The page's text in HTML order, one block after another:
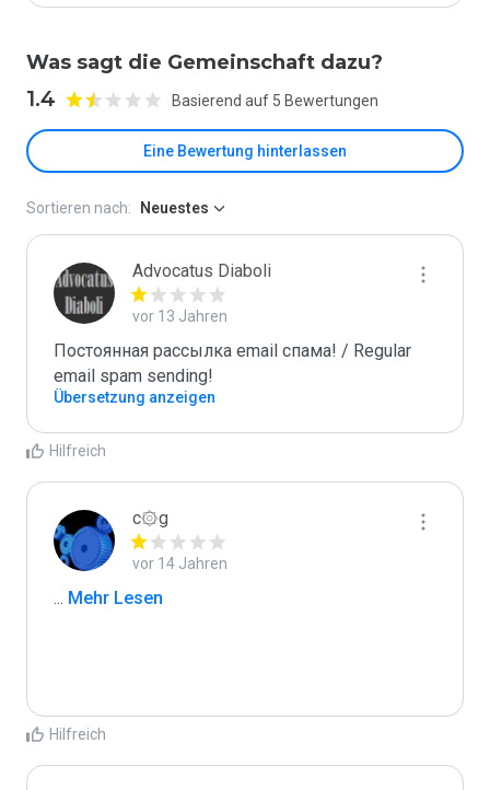
Was sagt die Gemeinschaft dazu?
1.4 Basierend auf 5 Bewertungen
Eine Bewertung hinterlassen
Sortieren nach: Neuestes
Advocatus Diaboli
vor 13 Jahren
Постоянная рассылка email спама! / Regular
email spam sending!
Übersetzung anzeigen
Hilfreich
c۞g
vor 14 Jahren
... Mehr Lesen
Hilfreich